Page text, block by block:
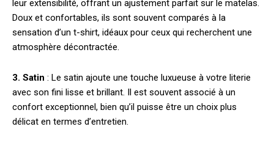
leur extensibilité, offrant un ajustement parfait sur le matelas.
Doux et confortables, ils sont souvent comparés à la
sensation d’un t-shirt, idéaux pour ceux qui recherchent une
atmosphère décontractée.
3. Satin : Le satin ajoute une touche luxueuse à votre literie
avec son fini lisse et brillant. Il est souvent associé à un
confort exceptionnel, bien qu’il puisse être un choix plus
délicat en termes d’entretien.